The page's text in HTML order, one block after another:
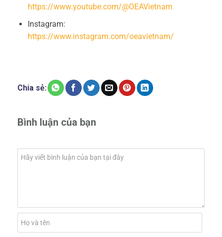
https://www.youtube.com/@OEAVietnam
Instagram:
https://www.instagram.com/oeavietnam/
Chia sẻ:
Bình luận của bạn